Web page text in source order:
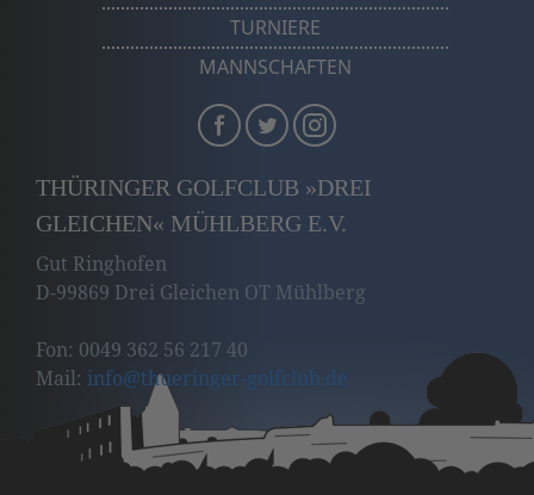
TURNIERE
MANNSCHAFTEN
THÜRINGER GOLFCLUB »DREI
GLEICHEN« MÜHLBERG E.V.
Gut Ringhofen
D-99869 Drei Gleichen OT Mühlberg
Fon: 0049 362 56 217 40
Mail: info@thueringer-golfclub.de